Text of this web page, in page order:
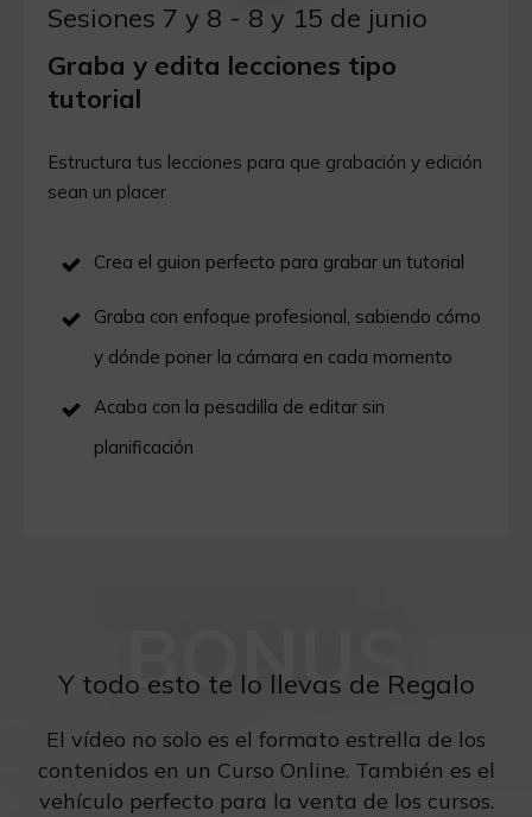
Sesiones 7 y 8 - 8 y 15 de junio
Graba y edita lecciones tipo
tutorial
Estructura tus lecciones para que grabación y edición
sean un placer
Crea el guion perfecto para grabar un tutorial
Graba con enfoque profesional, sabiendo cómo
y dónde poner la cámara en cada momento
Acaba con la pesadilla de editar sin
planificación
BONUS
Y todo esto te lo llevas de Regalo
El vídeo no solo es el formato estrella de los
contenidos en un Curso Online. También es el
vehículo perfecto para la venta de los cursos.